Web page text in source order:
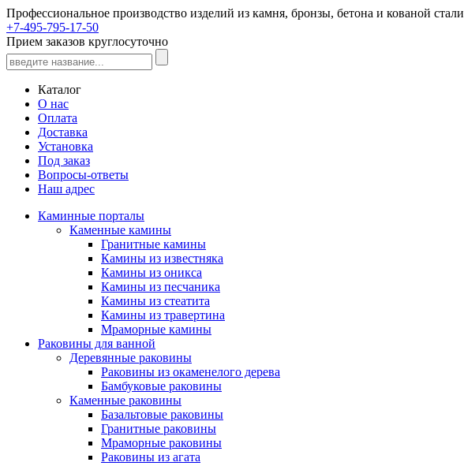
Профессиональное производство изделий из камня, бронзы, бетона и кованой стали
+7-495-795-17-50
Прием заказов круглосуточно
Каталог
О нас
Оплата
Доставка
Установка
Под заказ
Вопросы-ответы
Наш адрес
Каминные порталы
Каменные камины
Гранитные камины
Камины из известняка
Камины из оникса
Камины из песчаника
Камины из стеатита
Камины из травертина
Мраморные камины
Раковины для ванной
Деревянные раковины
Раковины из окаменелого дерева
Бамбуковые раковины
Каменные раковины
Базальтовые раковины
Гранитные раковины
Мраморные раковины
Раковины из агата